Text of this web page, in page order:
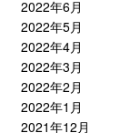
2022年6月
2022年5月
2022年4月
2022年3月
2022年2月
2022年1月
2021年12月